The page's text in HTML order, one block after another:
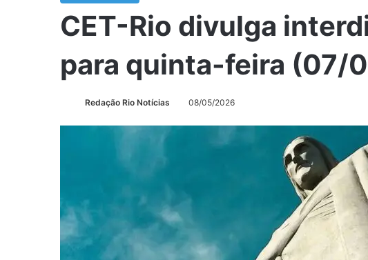
CET-Rio divulga
para quinta-feira (07/
Redação Rio Notícias 08/05/2026